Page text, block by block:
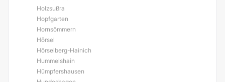
Holzsußra
Hopfgarten
Hornsömmern
Hörsel
Hörselberg-Hainich
Hummelshain
Hümpfershausen